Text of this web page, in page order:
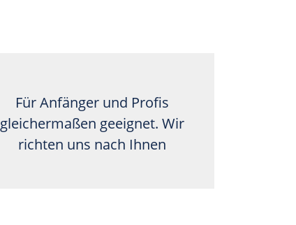
Für Anfänger und Profis
gleichermaßen geeignet. Wir
richten uns nach Ihnen